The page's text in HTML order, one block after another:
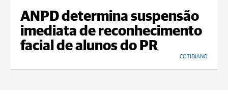
ANPD determina suspensão
imediata de reconhecimento
facial de alunos do PR
COTIDIANO